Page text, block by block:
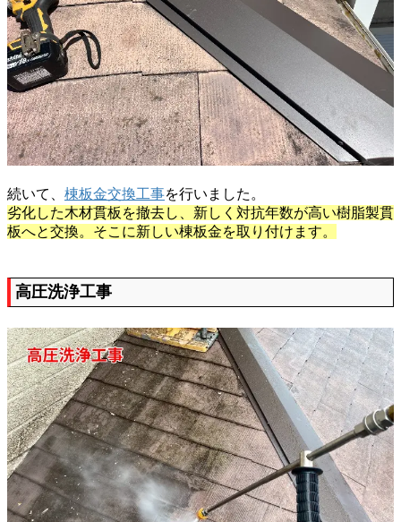
続いて、 棟板金交換工事を行いました。
劣化した木材貫板を撤去し、新しく対抗年数が高い樹脂製貫
板へと交換。そこに新しい棟板金を取り付けます。
高圧洗浄工事